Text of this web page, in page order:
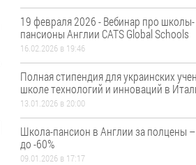
19 февраля 2026 - Вебинар про школы-
пансионы Англии CATS Global Schools
16.02.2026 в 19:46
Полная стипендия для украинских
школе технологий и инноваций в
13.01.2026 в 20:00
Школа-пансион в Англии за полцены
до -60%
09.01.2026 в 17:17